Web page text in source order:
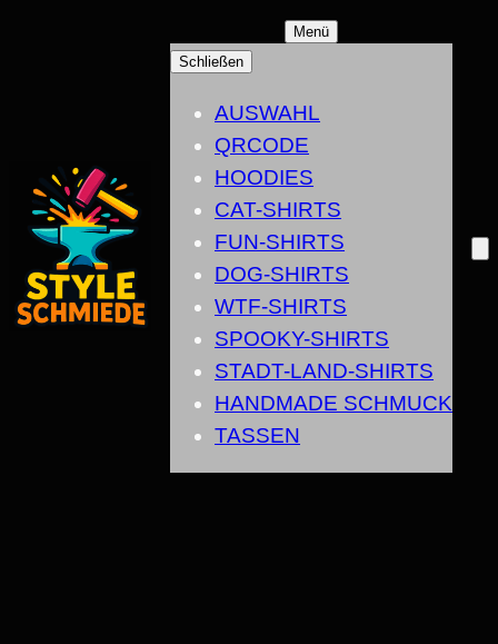
Menü
Schließen
AUSWAHL
QRCODE
HOODIES
CAT-SHIRTS
FUN-SHIRTS
DOG-SHIRTS
WTF-SHIRTS
SPOOKY-SHIRTS
STADT-LAND-SHIRTS
HANDMADE SCHMUCK
TASSEN